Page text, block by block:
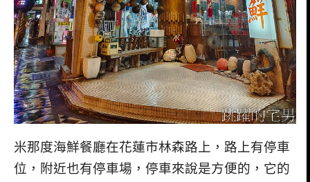
米那度海鮮餐廳在花蓮市林森路上，路上有停車
位，附近也有停車場，停車來說是方便的，它的